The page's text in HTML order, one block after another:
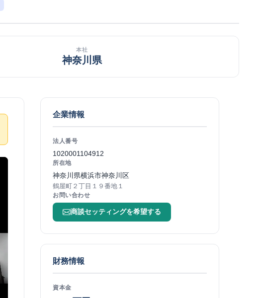
本社
神奈川県
企業情報
法人番号
1020001104912
所在地
神奈川県横浜市神奈川区
鶴屋町２丁目１９番地１
お問い合わせ
商談セッティングを希望する
財務情報
資本金